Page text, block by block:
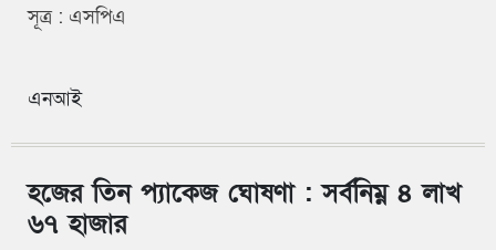
সূত্র : এসপিএ
এনআই
হজের তিন প্যাকেজ ঘোষণা : সর্বনিম্ন ৪ লাখ
৬৭ হাজার